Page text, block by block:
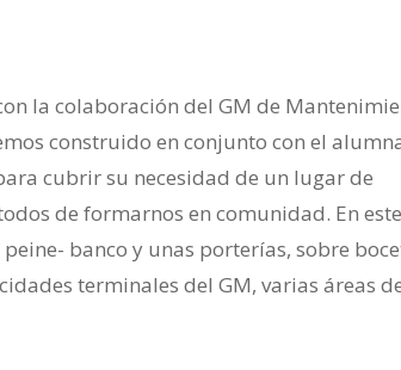
la colaboración del GM de
construido en conjunto con el
cubrir su necesidad de un lugar de
de formarnos en comunidad. En
banco y unas porterías, sobre
terminales del GM, varias áreas